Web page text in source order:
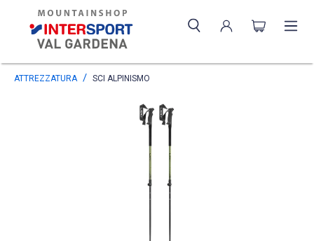
ATTREZZATURA SCI ALPINISMO